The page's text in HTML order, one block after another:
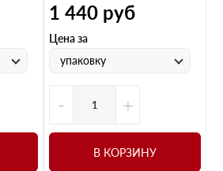
1 440 руб
Цена за
упаковку
- +
В КОРЗИНУ